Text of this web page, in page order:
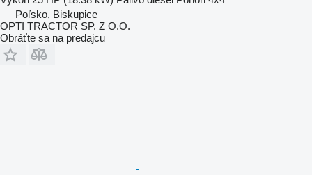
Poľsko, Biskupice
OPTI TRACTOR SP. Z O.O.
Obráťte sa na predajcu